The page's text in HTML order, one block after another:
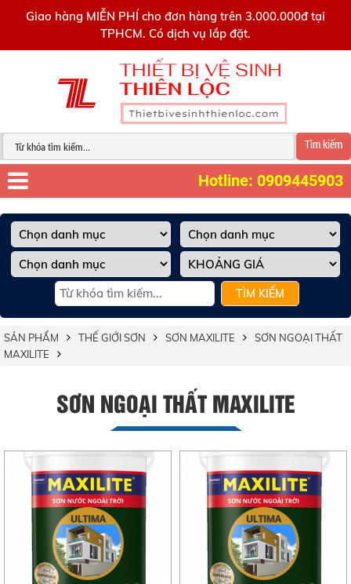
Giao hàng MIỄN PHÍ cho đơn hàng trên 3.000.000đ tại
TPHCM. Có dịch vụ lắp đặt.
Tìm kiếm
Hotline: 0909445903
TÌM KIẾM
SẢN PHẨM THẾ GIỚI SƠN SƠN MAXILITE
SƠN NGOẠI THẤT
MAXILITE
SƠN NGOẠI THẤT MAXILITE
0909445903